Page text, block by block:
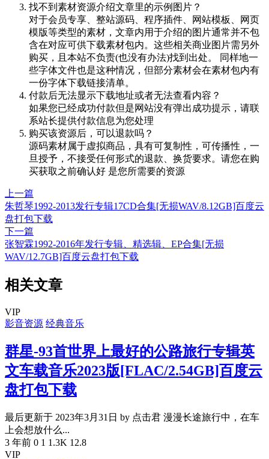
找不到素材资源介绍文章里的示例图片？
对于会员专享、整站源码、程序插件、网站模板、网页
模版等类型的素材，文章内用于介绍的图片通常并不包
含在对应可供下载素材包内。这些相关商业图片需另外
购买，且本站不负责(也没有办法)找到出处。 同样地一
些字体文件也是这种情况，但部分素材会在素材包内有
一份字体下载链接清单。
付款后无法显示下载地址或者无法查看内容？
如果您已经成功付款但是网站没有弹出成功提示，请联
系站长提供付款信息为您处理
购买该资源后，可以退款吗？
源码素材属于虚拟商品，具有可复制性，可传播性，一
旦授予，不接受任何形式的退款、换货要求。请您在购
买获取之前确认好 是您所需要的资源
上一篇
朱哲琴1992-2013发行专辑17CD合集[无损WAV/8.12GB]百度云
盘打包下载
下一篇
张智霖1992-2016年发行专辑、精选辑、EP合集[无损
WAV/12.7GB]百度云盘打包下载
相关文章
VIP
影音资源 经典音乐
群星-93首世界上最好的公路旅行专辑英
文车载音乐2023版[FLAC/2.54GB]百度云
盘打包下载
最后更新于 2023年3月31日 by 点击君 漫漫长途旅行中，在车
上会想放什么...
3 年前 0 1 1.3K 12.8
VIP